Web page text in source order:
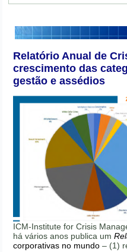
Relatório Anual de
crescimento das
gestão e assédios
ICM-Institute for Crisis
há vários anos publica um
corporativas no mundo – (1)